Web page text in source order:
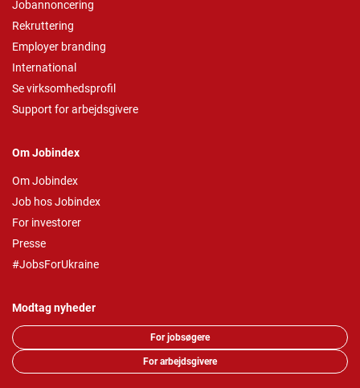
Jobannoncering
Rekruttering
Employer branding
International
Se virksomhedsprofil
Support for arbejdsgivere
Om Jobindex
Om Jobindex
Job hos Jobindex
For investorer
Presse
#JobsForUkraine
Modtag nyheder
For jobsøgere
For arbejdsgivere